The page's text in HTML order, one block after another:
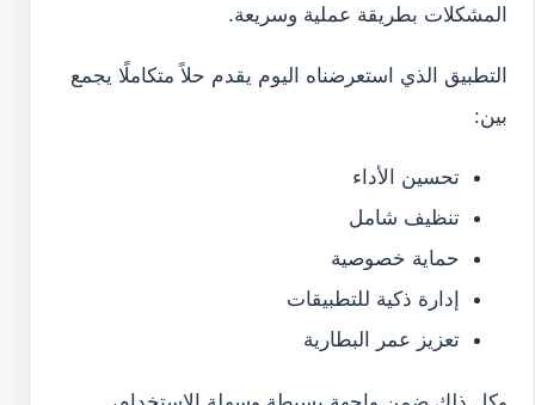
المشكلات بطريقة عملية وسريعة.
التطبيق الذي استعرضناه اليوم يقدم حلاً متكاملًا يجمع
بين:
تحسين الأداء
تنظيف شامل
حماية خصوصية
إدارة ذكية للتطبيقات
تعزيز عمر البطارية